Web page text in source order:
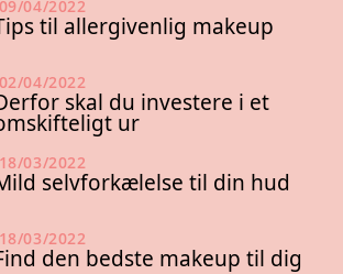
09/04/2022
til allergivenlig makeup
02/04/2022
skal du investere i et
ur
18/03/2022
selvforkælelse til din hud
18/03/2022
den bedste makeup til dig